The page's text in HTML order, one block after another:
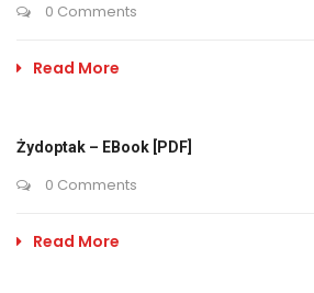
0 Comments
Read More
Żydoptak – EBook [PDF]
0 Comments
Read More